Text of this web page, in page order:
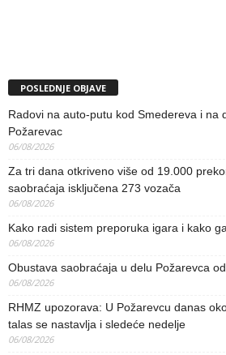
POSLEDNJE OBJAVE
Radovi na auto-putu kod Smedereva i na
Požarevac
06/08/2026
Za tri dana otkriveno više od 19.000
saobraćaja isključena 273 vozača
06/08/2026
Kako radi sistem preporuka igara i kako
06/08/2026
Obustava saobraćaja u delu Požarevca
06/08/2026
RHMZ upozorava: U Požarevcu danas
talas se nastavlja i sledeće nedelje
06/08/2026